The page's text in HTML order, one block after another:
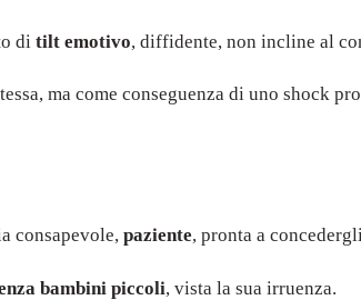
di tilt emotivo, diffidente, non incline al
ma come conseguenza di uno shock
consapevole, paziente, pronta a
bambini piccoli, vista la sua irruenza.